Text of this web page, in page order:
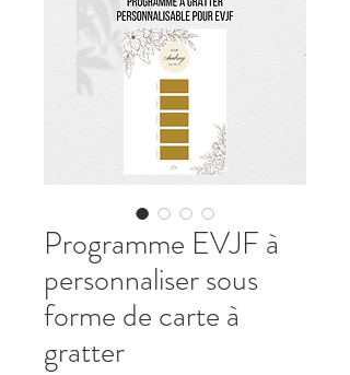
Programme EVJF à
personnaliser sous
forme de carte à
gratter